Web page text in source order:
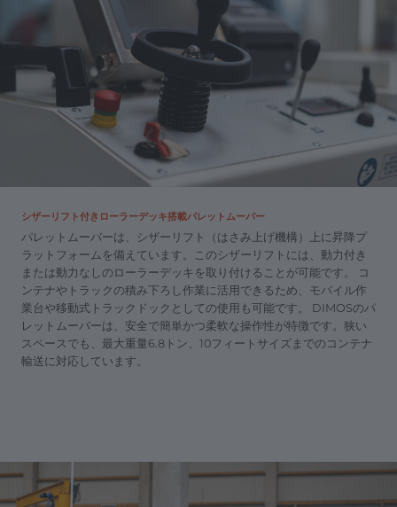
シザーリフト付きローラーデッキ搭載パレットムーバー
パレットムーバーは、シザーリフト（はさみ上げ機構）上に昇降プ
ラットフォームを備えています。このシザーリフトには、動力付き
または動力なしのローラーデッキを取り付けることが可能です。 コ
ンテナやトラックの積み下ろし作業に活用できるため、モバイル作
業台や移動式トラックドックとしての使用も可能です。 DIMOSのパ
レットムーバーは、安全で簡単かつ柔軟な操作性が特徴です。狭い
スペースでも、最大重量6.8トン、10フィートサイズまでのコンテナ
輸送に対応しています。